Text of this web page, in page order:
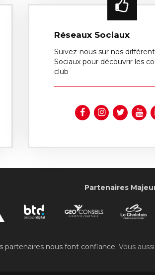
Réseaux Sociaux
Suivez-nous sur nos
Sociaux pour découvrir les
club
Partenaires
partenaires nous font confiance. Vous